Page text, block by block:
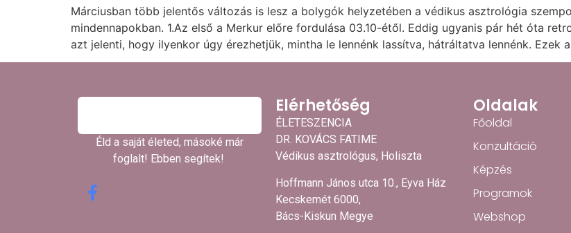
Márciusban több jelentős változás is lesz a bolygók helyzetében a védikus asztrológia
mindennapokban. 1.Az első a Merkur előre fordulása 03.10-étől. Eddig ugyanis pár hét óta
azt jelenti, hogy ilyenkor úgy érezhetjük, mintha le lennénk lassítva, hátráltatva lennénk. Ezek
Éld a saját életed, másoké már
foglalt! Ebben segítek! ​
Elérhetőség
ÉLETESZENCIA
DR. KOVÁCS FATIME
Védikus asztrológus, Holiszta
Hoffmann János utca 10., Eyva Ház
Kecskemét 6000,
Bács-Kiskun Megye
Oldalak
Főoldal
Konzultáció
Képzés
Programok
Webshop